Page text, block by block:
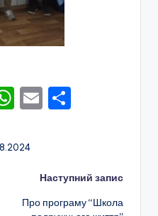
W
a
E
l
и
Наступний запис
Про програму “Школа